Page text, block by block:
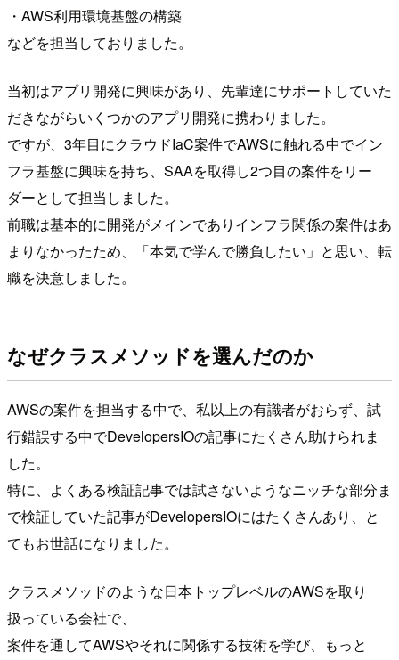
・AWS利用環境基盤の構築
などを担当しておりました。
当初はアプリ開発に興味があり、先輩達にサポートしていた
だきながらいくつかのアプリ開発に携わりました。
ですが、3年目にクラウドIaC案件でAWSに触れる中でイン
フラ基盤に興味を持ち、SAAを取得し2つ目の案件をリー
ダーとして担当しました。
前職は基本的に開発がメインでありインフラ関係の案件はあ
まりなかったため、「本気で学んで勝負したい」と思い、転
職を決意しました。
なぜクラスメソッドを選んだのか
AWSの案件を担当する中で、私以上の有識者がおらず、試
行錯誤する中でDevelopersIOの記事にたくさん助けられま
した。
特に、よくある検証記事では試さないようなニッチな部分ま
で検証していた記事がDevelopersIOにはたくさんあり、と
てもお世話になりました。
クラスメソッドのような日本トップレベルのAWSを取り
扱っている会社で、
案件を通してAWSやそれに関係する技術を学び、もっと